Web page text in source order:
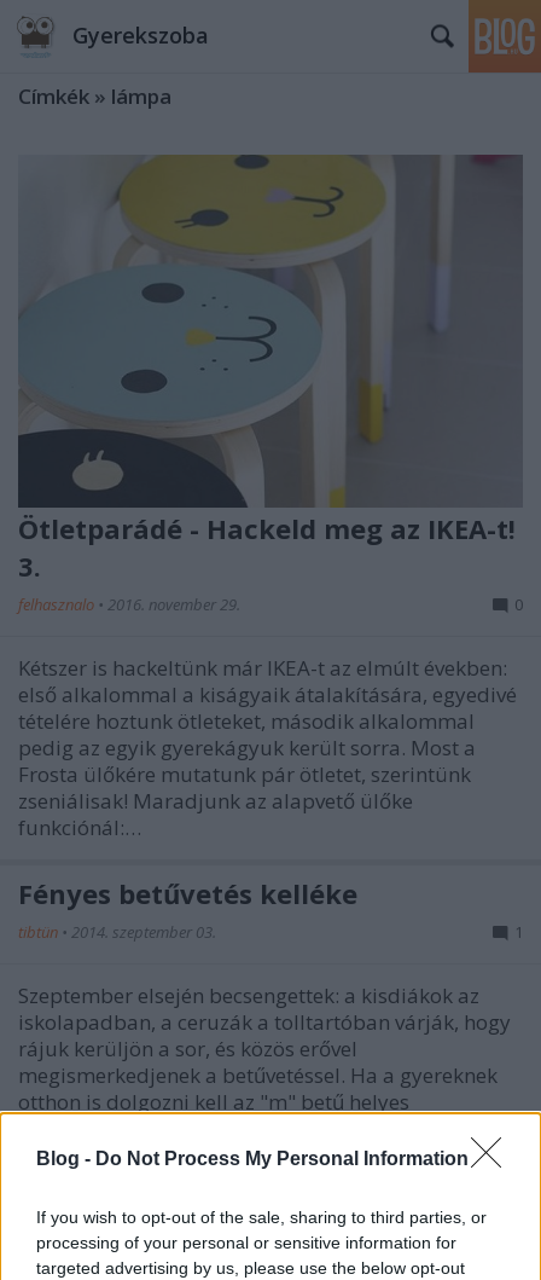
Blog - Do Not Process My Personal Information
If you wish to opt-out of the sale, sharing to third parties, or
processing of your personal or sensitive information for
targeted advertising by us, please use the below opt-out
Gyerekszoba
Címkék » lámpa
Ötletparádé - Hackeld meg az IKEA-t!
3.
felhasznalo • 2016. november 29. 0
Kétszer is hackeltünk már IKEA-t az elmúlt években:
első alkalommal a kiságyaik átalakítására, egyedivé
tételére hoztunk ötleteket, második alkalommal
pedig az egyik gyerekágyuk került sorra. Most a
Frosta ülőkére mutatunk pár ötletet, szerintünk
zseniálisak! Maradjunk az alapvető ülőke
funkciónál:…
Fényes betűvetés kelléke
tibtün • 2014. szeptember 03. 1
Szeptember elsején becsengettek: a kisdiákok az
iskolapadban, a ceruzák a tolltartóban várják, hogy
rájuk kerüljön a sor, és közös erővel
megismerkedjenek a betűvetéssel. Ha a gyereknek
otthon is dolgozni kell az "m" betű helyes
tibtün 2014. május 27.